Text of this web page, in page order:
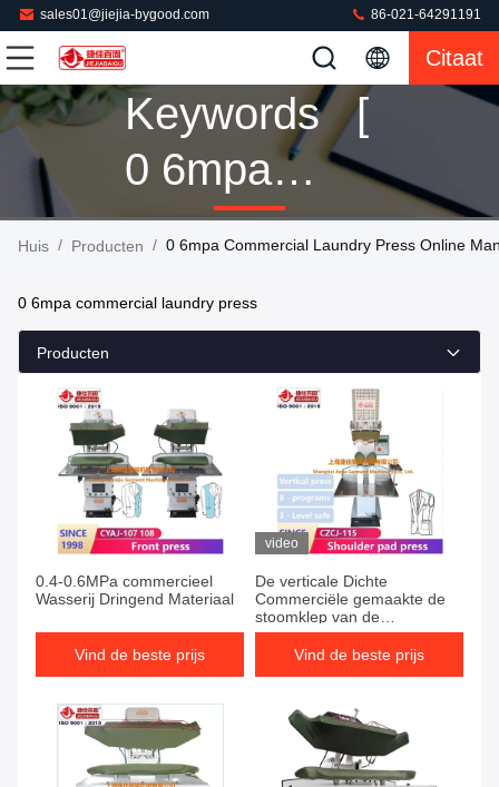
sales01@jiejia-bygood.com 86-021-64291191
Citaat
Keywords [
0 6mpa
Commercial
Press ]
Match 70
Producten
Huis / Producten / 0 6mpa Commercial Laundry Press Online
0 6mpa commercial laundry press
Producten
0.4-0.6MPa commercieel
Wasserij Dringend Materiaal
Vind de beste prijs
video
De verticale Dichte
Commerciële gemaakte de
stoomklep van de
kostuumpers 0.4-0.6MPa
Italië verschillend soort
Vind de beste prijs